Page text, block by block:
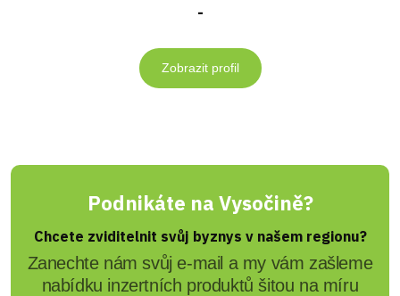
-
Zobrazit profil
Podnikáte na Vysočině?
Chcete zviditelnit svůj byznys v našem regionu?
Zanechte nám svůj e-mail a my vám zašleme
nabídku inzertních produktů šitou na míru